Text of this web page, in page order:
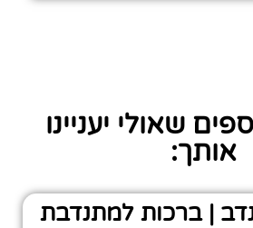
שאולי יעניינו
אותך:
| ברכות למתנדבת